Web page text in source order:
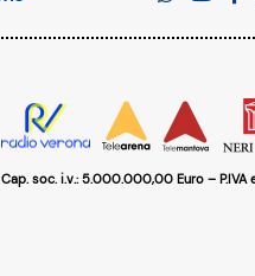
soc. i.v.: 5.000.000,00 Euro – P.IVA